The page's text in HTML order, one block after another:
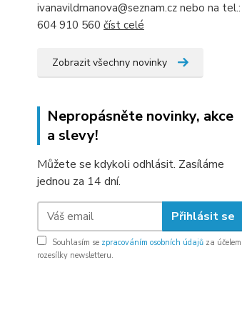
ivanavildmanova@seznam.cz nebo na tel.:
604 910 560 číst celé
Zobrazit všechny novinky
Nepropásněte novinky, akce
a slevy!
Můžete se kdykoli odhlásit. Zasíláme
jednou za 14 dní.
Přihlásit se
Souhlasím se zpracováním osobních údajů za účelem
rozesílky newsletteru.